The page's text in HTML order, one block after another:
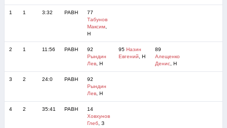
1 1 3:32 РАВН
77
Табунов
Максим,
Н
2 1 11:56 РАВН
92
Рындин
Лев, Н
95 Назин
Евгений , Н
89
Алещенко
Денис, Н
3 2 24:0 РАВН
92
Рындин
Лев, Н
4 2 35:41 РАВН
14
Ховхунов
Глеб, З